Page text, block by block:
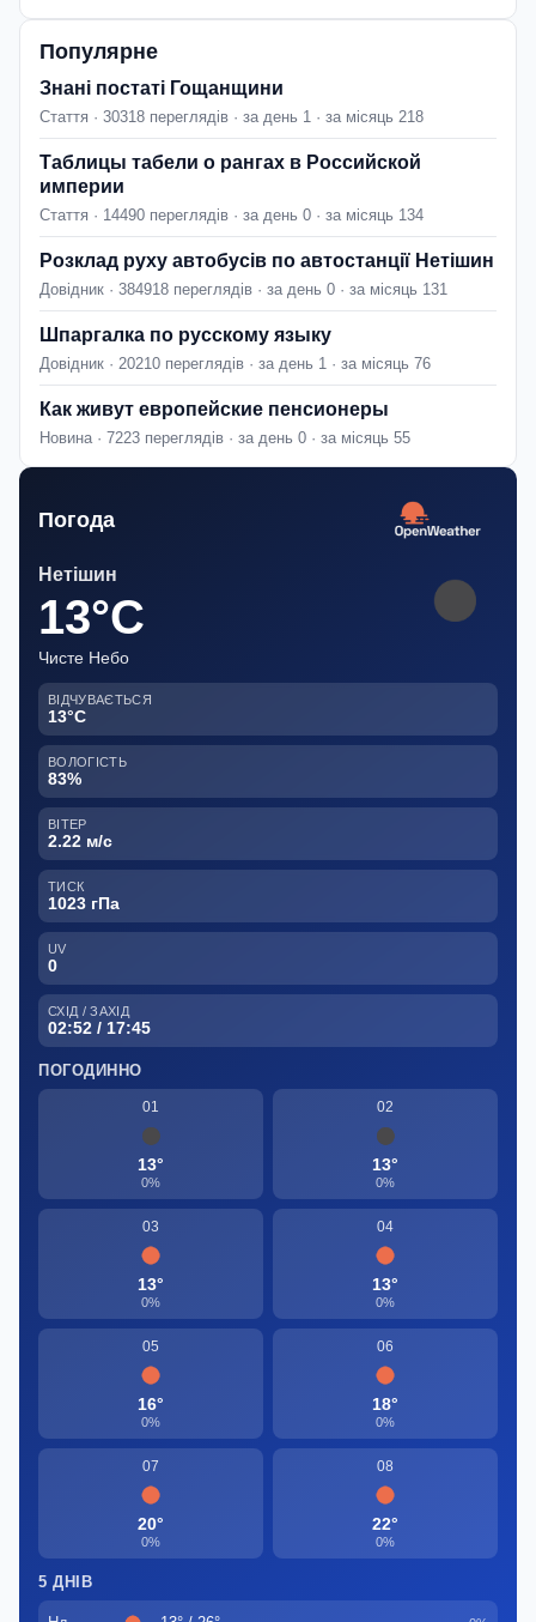
Популярне
Знані постаті Гощанщини
Стаття · 30318 переглядів · за день 1 · за місяць 218
Таблицы табели о рангах в Российской
империи
Стаття · 14490 переглядів · за день 0 · за місяць 134
Розклад руху автобусів по автостанції Нетішин
Довідник · 384918 переглядів · за день 0 · за місяць 131
Шпаргалка по русскому языку
Довідник · 20210 переглядів · за день 1 · за місяць 76
Как живут европейские пенсионеры
Новина · 7223 переглядів · за день 0 · за місяць 55
Погода
Нетішин
13°C
Чисте Небо
ВІДЧУВАЄТЬСЯ
13°C
ВОЛОГІСТЬ
83%
ВІТЕР
2.22 м/с
ТИСК
1023 гПа
UV
0
СХІД / ЗАХІД
02:52 / 17:45
ПОГОДИННО
01
13°
0%
02
13°
0%
03
13°
0%
04
13°
0%
05
16°
0%
06
18°
0%
07
20°
0%
08
22°
0%
5 ДНІВ